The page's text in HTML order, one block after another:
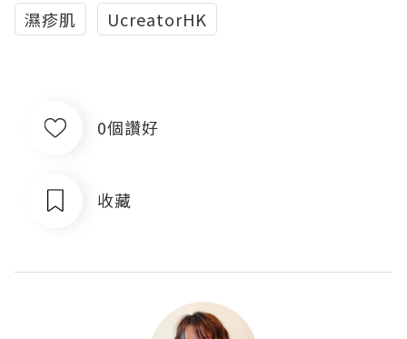
濕疹肌 UcreatorHK
0個讚好
收藏